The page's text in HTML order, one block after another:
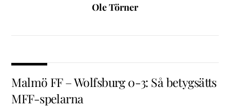
Ole Törner
Malmö FF – Wolfsburg 0-3: Så betygsätts
MFF-spelarna